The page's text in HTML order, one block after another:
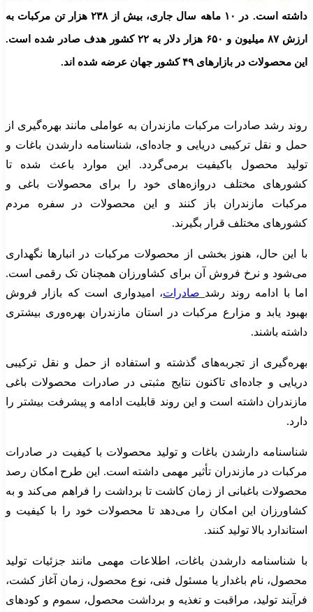
داشته است. در ۱۰ ماهه سال جاری، بیش از ۲۳۸ هزار تن مرکبات به
ارزش ۸۷ میلیون و ۶۵۰ هزار دلار به ۲۲ کشور هدف صادر شده است.
این محصولات در بازارهای ۴۹ کشور جهان عرضه شده اند.
روند رشد صادرات مرکبات مازندران به عواملی مانند بهره‌گیری از
حمل و نقل ترکیبی دریایی و جاده‌ای، شناسنامه دارشدن باغات و
تولید محصول باکیفیت برمی‌گردد. این موارد باعث شده تا
کشورهای مختلف دروازه‌های خود را برای محصولات باغی و
مرکبات مازندران باز کنند و این محصولات در سفره مردم
کشورهای مختلف قرار بگیرند.
با این حال، هنوز بخشی از محصولات مرکبات در انبارها نگهداری
می‌شود و نرخ فروش آن برای کشاورزان همچنان تک رقمی است.
اما با ادامه روند رشد صادرات، امیدواری است که بازار فروش
بهبود یابد و مزارع مرکبات در استان مازندران بهره‌وری بیشتری
داشته باشند.
بهره‌گیری از تجربه‌های گذشته و استفاده از حمل و نقل ترکیبی
دریایی و جاده‌ای تاکنون نتایج مثبتی در صادرات محصولات باغی
مازندران داشته است و این روند قابلیت ادامه و پیشرفت بیشتر را
دارد.
شناسنامه دارشدن باغات و تولید محصولات با کیفیت در صادرات
مرکبات در مازندران تأثیر مهمی داشته است. این طرح امکان رصد
محصولات باغبانی از زمان کاشت تا برداشت را فراهم می‌کند و به
کشاورزان این امکان را می‌دهد تا محصولات خود را با کیفیت و
استاندارد بالا تولید کنند.
با شناسنامه دارشدن باغات، اطلاعات مهمی مانند جزئیات تولید
محصول، نام باغدار یا مسئول فنی، نوع محصول، زمان آغاز کشت،
فرآیند تولید، مراقبت و تغذیه و برداشت محصول، سموم و کودهای